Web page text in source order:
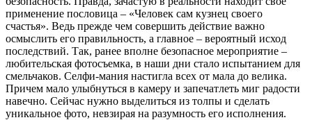
применение пословица – «Человек сам кузнец своего
счастья». Ведь прежде чем совершить действие важно
осмыслить его правильность, а главное – вероятный исход
последствий. Так, ранее вполне безопасное мероприятие –
любительская фотосъемка, в наши дни стало испытанием для
смельчаков. Селфи-мания настигла всех от мала до велика.
Причем мало улыбнуться в камеру и запечатлеть миг радости
навечно. Сейчас нужно выделиться из толпы и сделать
уникальное фото, невзирая на разумность его исполнения.